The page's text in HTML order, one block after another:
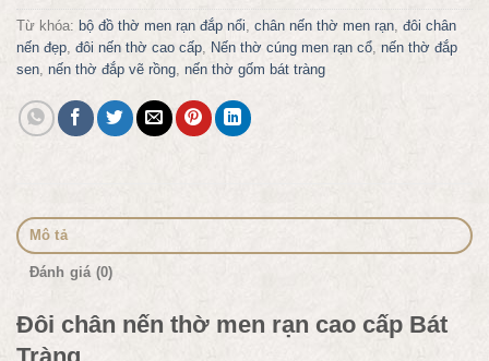
Từ khóa: bộ đồ thờ men rạn đắp nổi, chân nến thờ men rạn, đôi chân
nến đẹp, đôi nến thờ cao cấp, Nến thờ cúng men rạn cổ, nến thờ đắp
sen, nến thờ đắp vẽ rồng, nến thờ gốm bát tràng
Mô tả
Đánh giá (0)
Đôi chân nến thờ men rạn cao cấp Bát